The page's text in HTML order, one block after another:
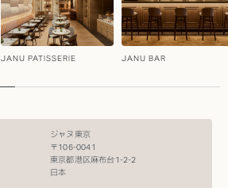
JANU PATISSERIE JANU BAR
ジャヌ東京
〒106-0041
東京都港区麻布台1-2-2
日本